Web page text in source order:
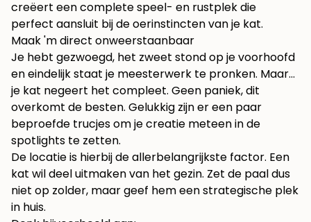
creëert een complete speel- en rustplek die
perfect aansluit bij de oerinstincten van je kat.
Maak 'm direct onweerstaanbaar
Je hebt gezwoegd, het zweet stond op je voorhoofd
en eindelijk staat je meesterwerk te pronken. Maar…
je kat negeert het compleet. Geen paniek, dit
overkomt de besten. Gelukkig zijn er een paar
beproefde trucjes om je creatie meteen in de
spotlights te zetten.
De locatie is hierbij de allerbelangrijkste factor. Een
kat wil deel uitmaken van het gezin. Zet de paal dus
niet op zolder, maar geef hem een strategische plek
in huis.